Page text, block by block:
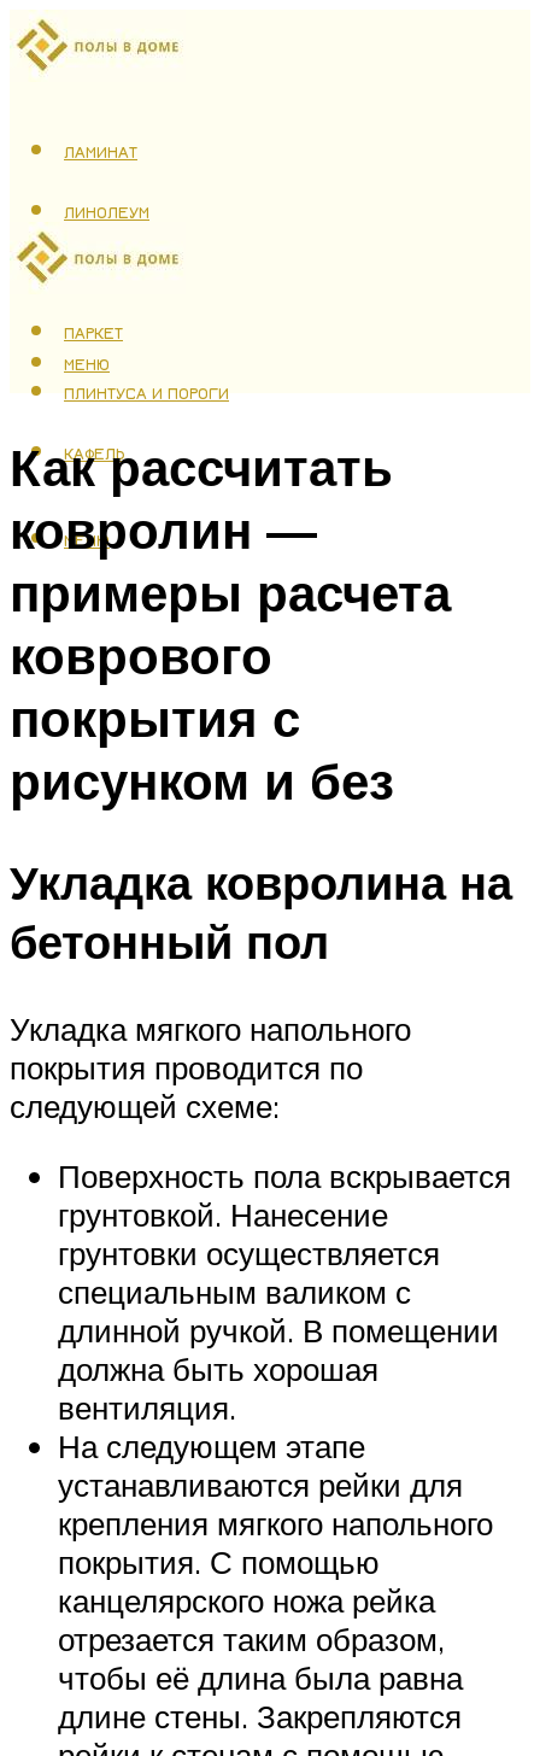
ЛАМИНАТ
ЛИНОЛЕУМ
ТЕПЛЫЙ ПОЛ
ПАРКЕТ
ПЛИНТУСА И ПОРОГИ
КАФЕЛЬ
МЕНЮ
МЕНЮ
Как рассчитать
ковролин —
примеры расчета
коврового
покрытия с
рисунком и без
Укладка ковролина на
бетонный пол
Укладка мягкого напольного
покрытия проводится по
следующей схеме:
Поверхность пола вскрывается
грунтовкой. Нанесение
грунтовки осуществляется
специальным валиком с
длинной ручкой. В помещении
должна быть хорошая
вентиляция.
На следующем этапе
устанавливаются рейки для
крепления мягкого напольного
покрытия. С помощью
канцелярского ножа рейка
отрезается таким образом,
чтобы её длина была равна
длине стены. Закрепляются